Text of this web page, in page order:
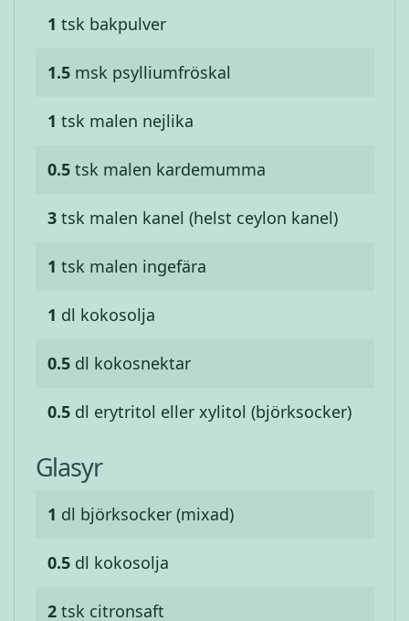
1 tsk bakpulver
1.5 msk psylliumfröskal
1 tsk malen nejlika
0.5 tsk malen kardemumma
3 tsk malen kanel (helst ceylon kanel)
1 tsk malen ingefära
1 dl kokosolja
0.5 dl kokosnektar
0.5 dl erytritol eller xylitol (björksocker)
Glasyr
1 dl björksocker (mixad)
0.5 dl kokosolja
2 tsk citronsaft